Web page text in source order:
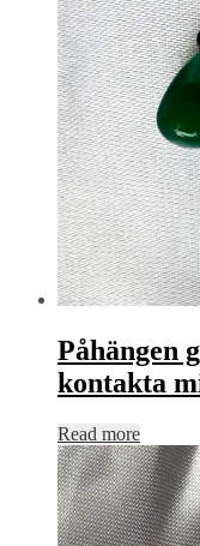
Påhängen
kontakta
Read more